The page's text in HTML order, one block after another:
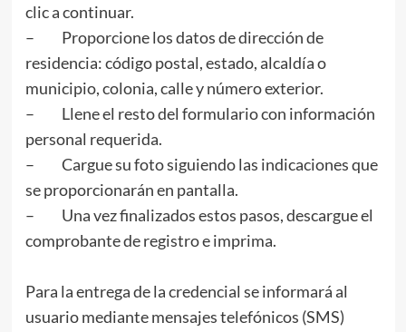
clic a continuar.
– Proporcione los datos de dirección de
residencia: código postal, estado, alcaldía o
municipio, colonia, calle y número exterior.
– Llene el resto del formulario con información
personal requerida.
– Cargue su foto siguiendo las indicaciones que
se proporcionarán en pantalla.
– Una vez finalizados estos pasos, descargue el
comprobante de registro e imprima.
Para la entrega de la credencial se informará al
usuario mediante mensajes telefónicos (SMS)